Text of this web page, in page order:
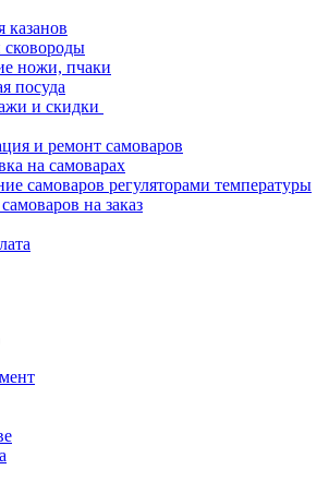
казанов
ножи, пчаки
посуда
и скидки
и ремонт самоваров
на самоварах
самоваров регуляторами температуры
на заказ